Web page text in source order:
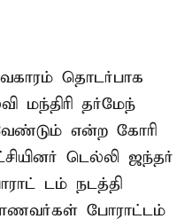
தொடர்பாக
மந்திரி தர்மேந்
என்ற கோரி
டெல்லி ஜந்தர்
டம் நடத்தி
போராட்டம்